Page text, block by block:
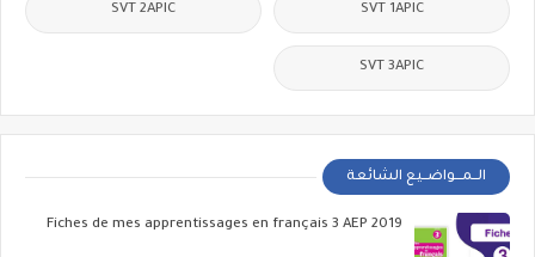
SVT 1APIC
SVT 2APIC
SVT 3APIC
الــمـــواضــيع الشائعة
Fiches de mes apprentissages en français 3 AEP 2019